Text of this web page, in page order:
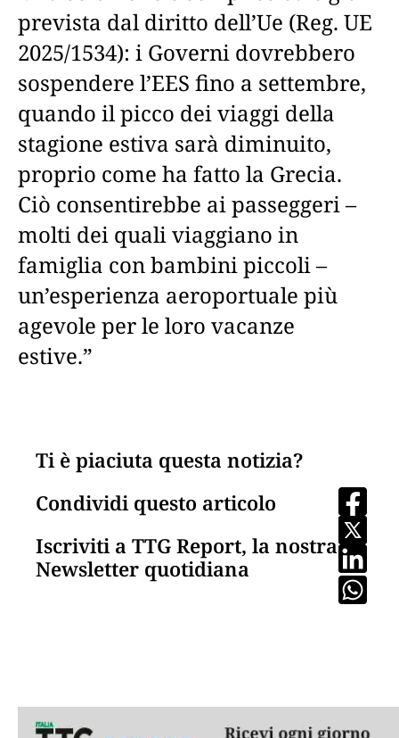
prevista dal diritto dell’Ue (Reg. UE
2025/1534): i Governi dovrebbero
sospendere l’EES fino a settembre,
quando il picco dei viaggi della
stagione estiva sarà diminuito,
proprio come ha fatto la Grecia.
Ciò consentirebbe ai passeggeri –
molti dei quali viaggiano in
famiglia con bambini piccoli –
un’esperienza aeroportuale più
agevole per le loro vacanze
estive.”
Ti è piaciuta questa notizia?
Condividi questo articolo
Iscriviti a TTG Report, la nostra
Newsletter quotidiana